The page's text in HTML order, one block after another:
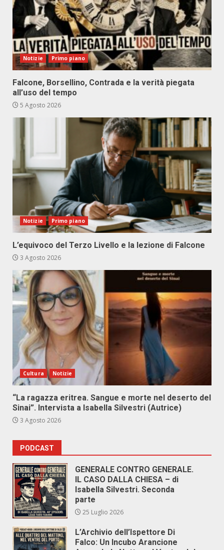
Notizie Primo piano
Falcone, Borsellino, Contrada e la verità piegata
all’uso del tempo
5 Agosto 2026
Notizie Primo piano
L’equivoco del Terzo Livello e la lezione di Falcone
3 Agosto 2026
Cultura Notizie
“La ragazza eritrea. Sangue e morte nel deserto del
Sinai”. Intervista a Isabella Silvestri (Autrice)
3 Agosto 2026
PODCAST
GENERALE CONTRO GENERALE.
IL CASO DALLA CHIESA – di
Isabella Silvestri. Seconda
parte
25 Luglio 2026
L’Archivio dell’Ispettore Di
Falco: Un Incubo Arancione